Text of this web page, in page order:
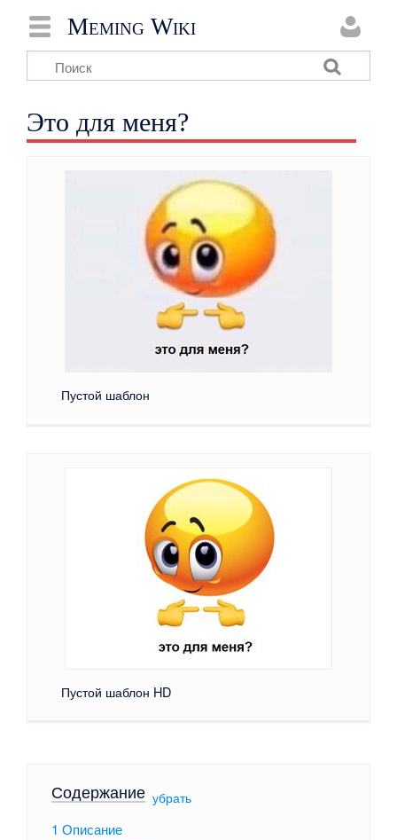
Meming Wiki
Это для меня?
Пустой шаблон
Пустой шаблон HD
Содержание[ убрать]
1 Описание